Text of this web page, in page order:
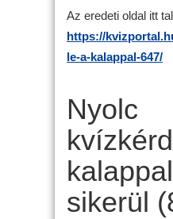
Az eredeti oldal itt
https://
le-a-kalappal-647/
Nyolc
sikerül